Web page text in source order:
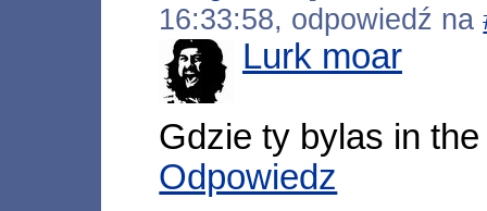
16:33:58, odpowiedź na
Lurk moar
Gdzie ty bylas in
Odpowiedz